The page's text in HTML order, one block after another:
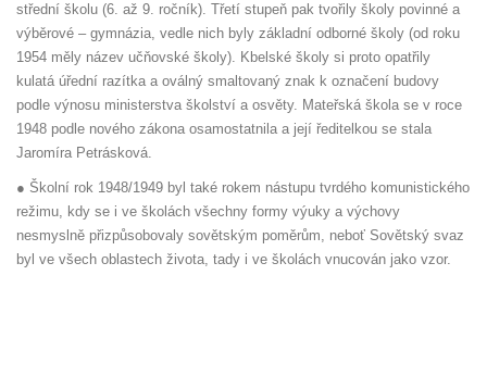
střední školu (6. až 9. ročník). Třetí stupeň pak tvořily školy povinné a
výběrové – gymnázia, vedle nich byly základní odborné školy (od roku
1954 měly název učňovské školy). Kbelské školy si proto opatřily
kulatá úřední razítka a oválný smaltovaný znak k označení budovy
podle výnosu ministerstva školství a osvěty. Mateřská škola se v roce
1948 podle nového zákona osamostatnila a její ředitelkou se stala
Jaromíra Petrásková.
● Školní rok 1948/1949 byl také rokem nástupu tvrdého komunistického
režimu, kdy se i ve školách všechny formy výuky a výchovy
nesmyslně přizpůsobovaly sovětským poměrům, neboť Sovětský svaz
byl ve všech oblastech života, tady i ve školách vnucován jako vzor.